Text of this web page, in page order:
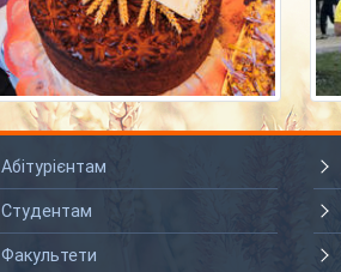
Абітурієнтам
Студентам
Факультети